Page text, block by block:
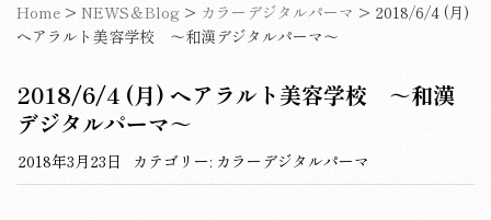
Home > NEWS＆Blog > カラーデジタルパーマ > 2018/6/4 (月)
ヘアラルト美容学校 ～和漢デジタルパーマ～
2018/6/4 (月) ヘアラルト美容学校 ～和漢
デジタルパーマ～
2018年3月23日 カテゴリー: カラーデジタルパーマ